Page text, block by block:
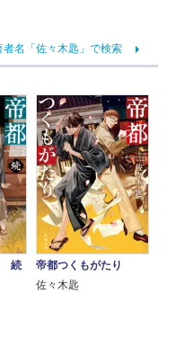
者名「佐々木匙」で検索
続
帝都つくもがたり
佐々木匙